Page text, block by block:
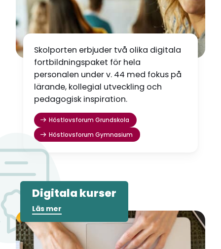
Skolporten erbjuder två olika digitala
fortbildningspaket för hela
personalen under v. 44 med fokus på
lärande, kollegial utveckling och
pedagogisk inspiration.
Höstlovsforum Grundskola
Höstlovsforum Gymnasium
Digitala kurser
Läs mer